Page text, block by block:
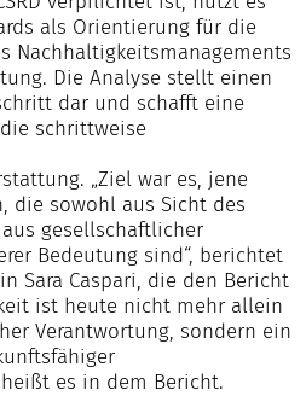
als Orientierung für die
Nachhaltigkeitsmanagements
Die Analyse stellt einen
dar und schafft eine
schrittweise
„Ziel war es, jene
die sowohl aus Sicht des
gesellschaftlicher
Bedeutung sind“, berichtet
Sara Caspari, die den Bericht
ist heute nicht mehr allein
Verantwortung, sondern ein
es in dem Bericht.